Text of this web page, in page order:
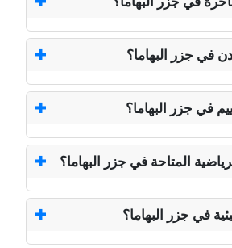
في جزر البهاما؟
في جزر البهاما؟
المتاحة في جزر البهاما؟
في جزر البهاما؟